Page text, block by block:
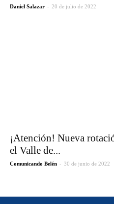
Daniel Salazar - 20 de julio de 2022
¡Atención! Nueva
el Valle de...
Comunicando Belén - 30 de junio de 2022